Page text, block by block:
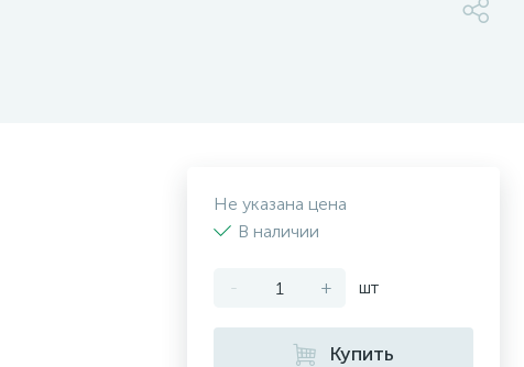
Не указана цена
В наличии
- + шт
Купить